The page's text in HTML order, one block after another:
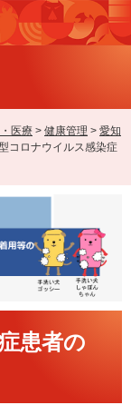
医療 > 健康管理 > 愛知
コロナウイルス感染症
患者の